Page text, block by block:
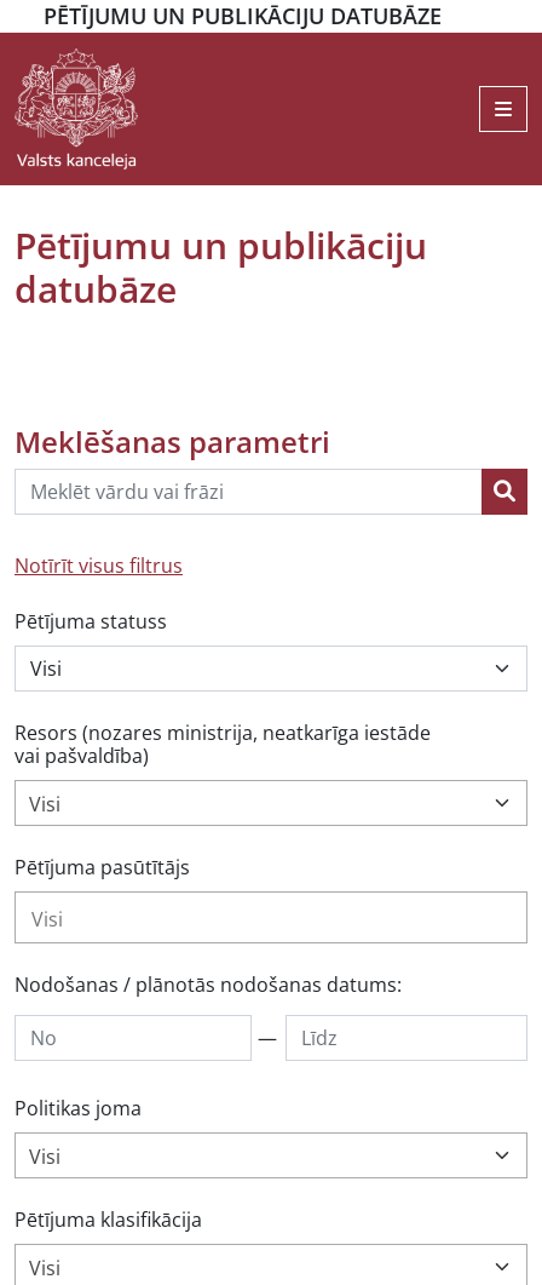
PĒTĪJUMU UN PUBLIKĀCIJU DATUBĀZE
Pētījumu un publikāciju
datubāze
Meklēšanas parametri
Notīrīt visus filtrus
Pētījuma statuss
Resors (nozares ministrija, neatkarīga iestāde
vai pašvaldība)
Visi
Pētījuma pasūtītājs
Nodošanas / plānotās nodošanas datums:
—
Politikas joma
Visi
Pētījuma klasifikācija
Visi